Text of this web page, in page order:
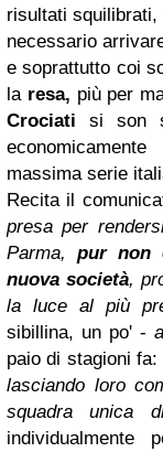
risultati
necessario
e soprattutto coi
laresa, più per
Crociati si son
massima serie
Recita il
presa per
Parma,
pur non
nuova società,
la luce al più
sibillina, un po' -
paio di stagioni fa:
lasciando loro
squadra unica